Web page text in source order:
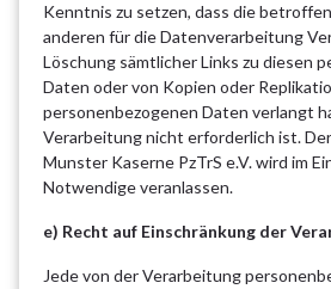
Kenntnis zu setzen, dass die
anderen für die Datenverarbeitung
Löschung sämtlicher Links zu diesen
Daten oder von Kopien oder
personenbezogenen Daten verlangt
Verarbeitung nicht erforderlich ist.
Munster Kaserne PzTrS e.V. wird im
Notwendige veranlassen.
e) Recht auf Einschränkung der
Jede von der Verarbeitung